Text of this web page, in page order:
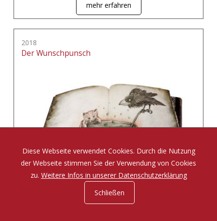
mehr erfahren
2018
Der Wunschpunsch
Eine Zauberposse von Michael Ende
Diese Webseite verwendet Cookies. Durch die Nutzung
der Webseite stimmen Sie der Verwendung von Cookies
zu. Weitere Infos in unserer Datenschutzerklärung
Schließen